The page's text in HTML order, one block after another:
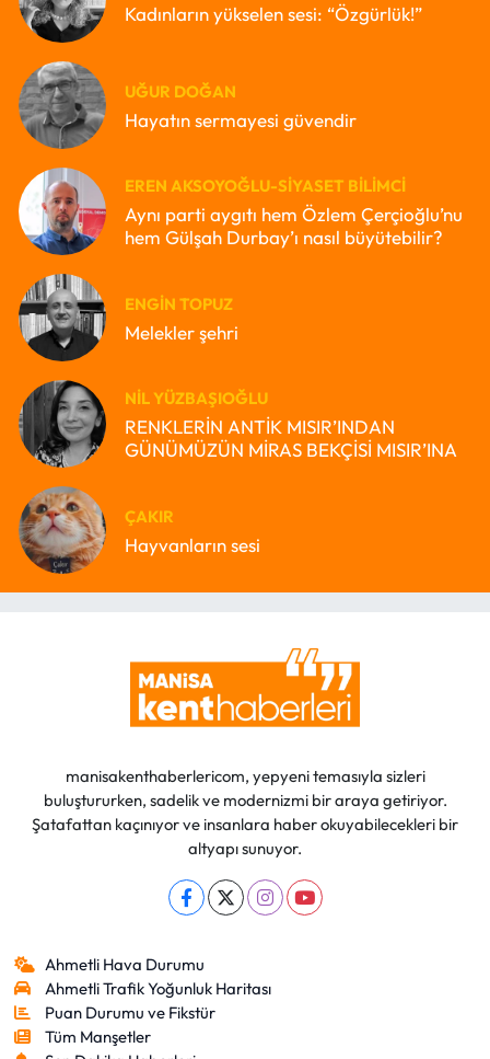
Kadınların yükselen sesi: “Özgürlük!”
UĞUR DOĞAN
Hayatın sermayesi güvendir
EREN AKSOYOĞLU-SIYASET BILIMCI
Aynı parti aygıtı hem Özlem Çerçioğlu’nu
hem Gülşah Durbay’ı nasıl büyütebilir?
ENGIN TOPUZ
Melekler şehri
NIL YÜZBAŞIOĞLU
RENKLERİN ANTİK MISIR’INDAN
GÜNÜMÜZÜN MİRAS BEKÇİSİ MISIR’INA
ÇAKIR
Hayvanların sesi
manisakenthaberlericom, yepyeni temasıyla sizleri
buluştururken, sadelik ve modernizmi bir araya getiriyor.
Şatafattan kaçınıyor ve insanlara haber okuyabilecekleri bir
altyapı sunuyor.
Ahmetli Hava Durumu
Ahmetli Trafik Yoğunluk Haritası
Puan Durumu ve Fikstür
Tüm Manşetler